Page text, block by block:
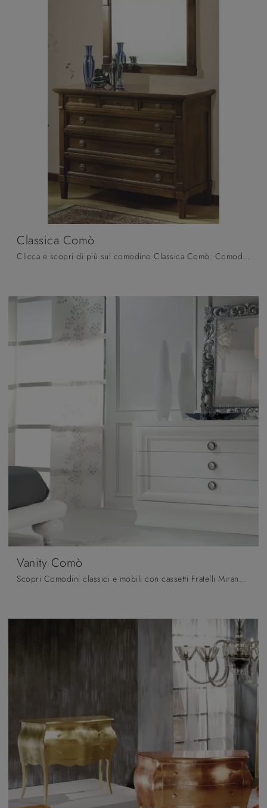
Classica Comò
Clicca e scopri di più sul comodino Classica Comò: Comodini e cassettiere di Fratelli Mirandola sono ideali per spazi classici.
Vanity Comò
Scopri Comodini classici e mobili con cassetti Fratelli Mirandola! Il modello Vanity Comò realizzato in laccato opaco è il miglior acquisto.